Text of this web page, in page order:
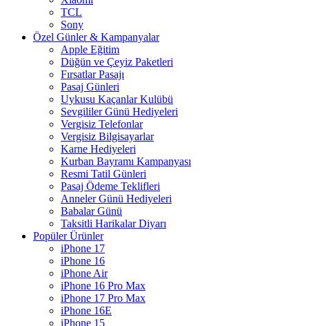
TCL
Sony
Özel Günler & Kampanyalar
Apple Eğitim
Düğün ve Çeyiz Paketleri
Fırsatlar Pasajı
Pasaj Günleri
Uykusu Kaçanlar Kulübü
Sevgililer Günü Hediyeleri
Vergisiz Telefonlar
Vergisiz Bilgisayarlar
Karne Hediyeleri
Kurban Bayramı Kampanyası
Resmi Tatil Günleri
Pasaj Ödeme Teklifleri
Anneler Günü Hediyeleri
Babalar Günü
Taksitli Harikalar Diyarı
Popüler Ürünler
iPhone 17
iPhone 16
iPhone Air
iPhone 16 Pro Max
iPhone 17 Pro Max
iPhone 16E
iPhone 15